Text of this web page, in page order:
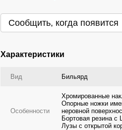
Сообщить, когда появится
Характеристики
Вид Бильярд
Особенности
Хромированные
Опорные ножки
неровной
Бортовая резина
Лузы с открытой